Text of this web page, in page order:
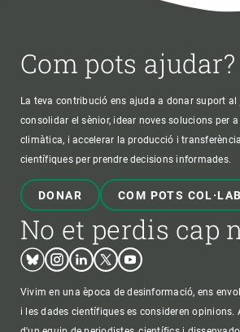
Com pots ajudar?
La teva contribució ens ajuda a donar suport
consolidar el sènior, idear noves solucions per
climàtica, i accelerar la producció i
científiques per prendre decisions informades.
DONAR COM POTS
No et perdis cap
BlueskyInstagram
LinkedinTwitterYoutube
Vivim en una època de desinformació, ens
i les dades científiques es consideren opinions.